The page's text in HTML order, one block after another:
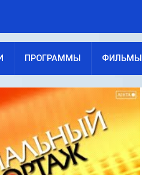
ПРОГРАММЫ ФИЛЬМЫ